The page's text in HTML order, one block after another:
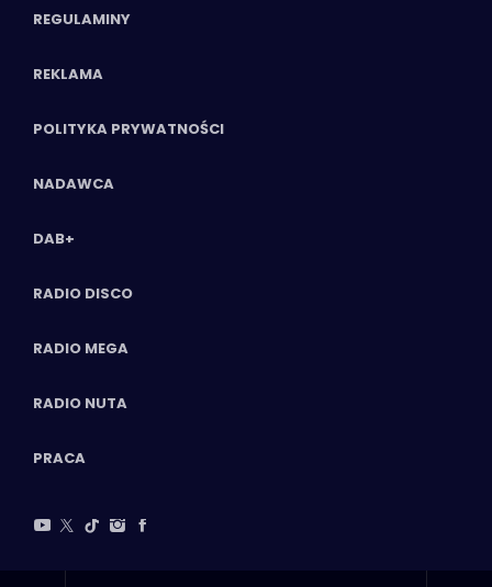
REGULAMINY
REKLAMA
POLITYKA PRYWATNOŚCI
NADAWCA
DAB+
RADIO DISCO
RADIO MEGA
RADIO NUTA
PRACA